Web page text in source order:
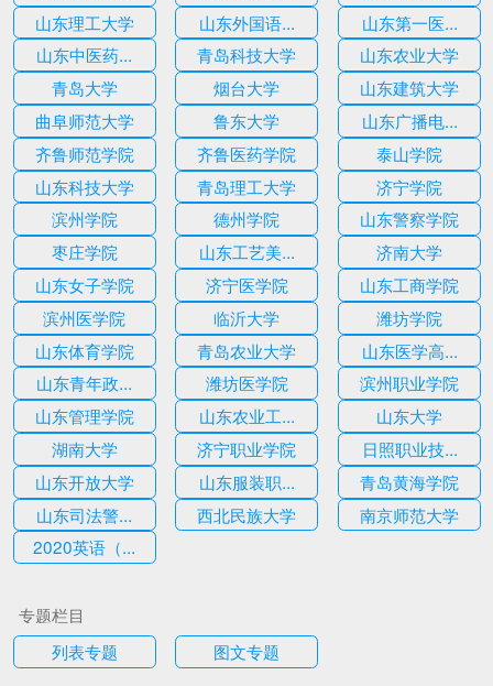
山东理工大学
山东外国语...
山东第一医...
山东中医药...
青岛科技大学
山东农业大学
青岛大学
烟台大学
山东建筑大学
曲阜师范大学
鲁东大学
山东广播电...
齐鲁师范学院
齐鲁医药学院
泰山学院
山东科技大学
青岛理工大学
济宁学院
滨州学院
德州学院
山东警察学院
枣庄学院
山东工艺美...
济南大学
山东女子学院
济宁医学院
山东工商学院
滨州医学院
临沂大学
潍坊学院
山东体育学院
青岛农业大学
山东医学高...
山东青年政...
潍坊医学院
滨州职业学院
山东管理学院
山东农业工...
山东大学
湖南大学
济宁职业学院
日照职业技...
山东开放大学
山东服装职...
青岛黄海学院
山东司法警...
西北民族大学
南京师范大学
2020英语（...
专题栏目
列表专题
图文专题